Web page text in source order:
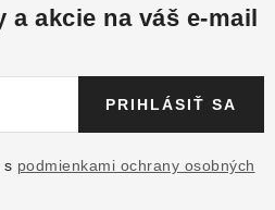
a akcie na váš e-mail
s podmienkami ochrany osobných
PRIHLÁSIŤ SA